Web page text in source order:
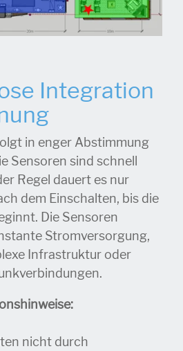
Integration
in enger Abstimmung
Sensoren sind schnell
Regel dauert es nur
dem Einschalten, bis die
Die Sensoren
Stromversorgung,
Infrastruktur oder
nicht durch